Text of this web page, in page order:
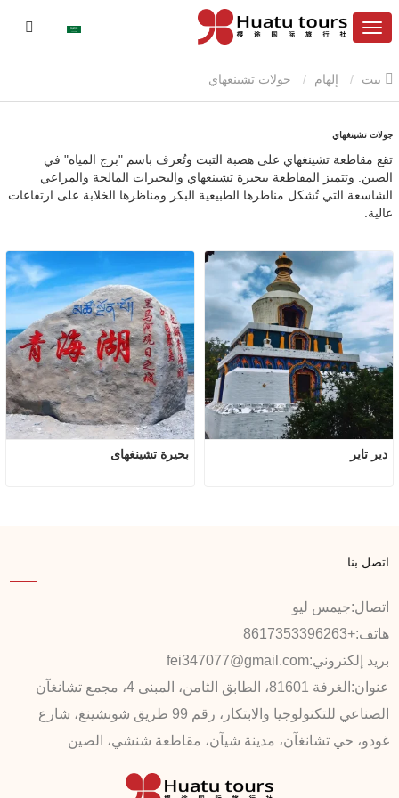
إلهام
جولات تشينغهاي
تقع مقاطعة تشينغهاي على هضبة التبت وتُعرف باسم "برج المياه" في
الصين. وتتميز المقاطعة ببحيرة تشينغهاي والبحيرات المالحة والمراعي
الشاسعة التي تُشكل مناظرها الطبيعية البكر ومناظرها الخلابة على ارتفاعات
عالية.
بحيرة تشينغهاى دير تاير
اتصل بنا
اتصال:جيمس ليو
هاتف:+8617353396263
بريد إلكتروني:fei347077@gmail.com
عنوان:
الغرفة 81601، الطابق الثامن، المبنى 4، مجمع تشانغآن
الصناعي للتكنولوجيا والابتكار، رقم 99 طريق شونشينغ، شارع
غودو، حي تشانغآن، مدينة شيآن، مقاطعة شنشي، الصين